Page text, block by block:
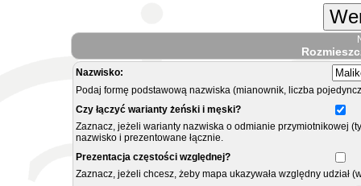
Nazwisko:
Podaj formę podstawową nazwiska (mianownik, liczba
Czy łączyć warianty żeński i męski?
Zaznacz, jeżeli warianty nazwiska o odmianie przymiotnikowej
nazwisko i prezentowane łącznie.
Prezentacja częstości względnej?
Zaznacz, jeżeli chcesz, żeby mapa ukazywała względny